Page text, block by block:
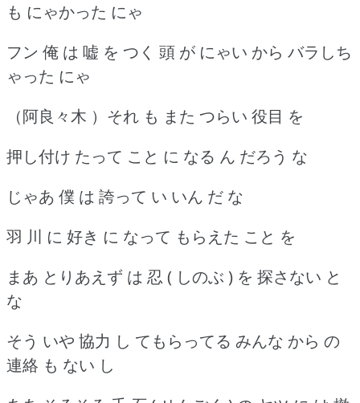
も にゃかった にゃ
フン 俺 は 嘘 を つく 頭 が にゃい から バラしち
ゃった にゃ
（阿良々木 ）それ も また つらい 役目 を
押し付け たって こと に なる ん だろう な
じゃあ 僕 は 誇って い いん だ な
羽 川 に 好き に なって もらえた こと を
まあ とりあえず は 忍 ( しのぶ ) を 探さない と
な
そう いや 協力 し てもらってる みんな から の
連絡 も ない し